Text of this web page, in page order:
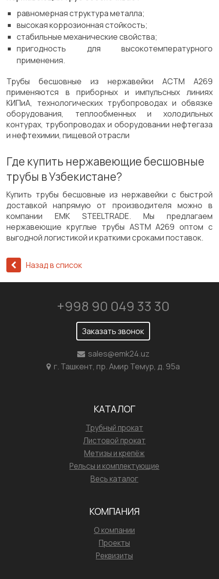
равномерная структура металла;
высокая коррозионная стойкость;
стабильные механические свойства;
пригодность для высокотемпературного
применения.
Трубы бесшовные из нержавейки АСТМ А269
применяются в приборных и импульсных линиях
КИПиА, технологических трубопроводах и обвязке
оборудования, теплообменных и холодильных
контурах, трубопроводах и оборудовании нефтегаза
и нефтехимии, пищевой отрасли
Где купить нержавеющие бесшовные
трубы в Узбекистане?
Купить трубы бесшовные из нержавейки с быстрой
доставкой напрямую от производителя можно в
компании EMK STEELTRADE. Мы предлагаем
нержавеющие круглые трубы ASTM A269 оптом с
выгодной логистикой и краткими сроками поставок.
Назад в список
+998 90 049 33 30
Заказать звонок
sales@emk24.uz
г. Ташкент, пр. Амир Темур, д. 95а
КАТАЛОГ
Трубный прокат
Листовой прокат
Метизы и крепёж
Рельсы и комплектующие
Весь каталог
КОМПАНИЯ
О компании
Проекты
Реквизиты